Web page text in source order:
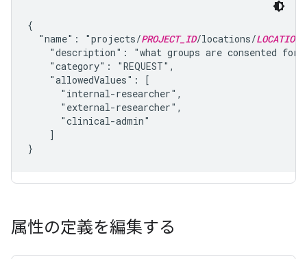
{
  "name": "projects/
PROJECT_ID/locations/LOCATION
"description": "what groups are consented for
    "category": "REQUEST",
    "allowedValues": [
      "internal-researcher",
      "external-researcher",
      "clinical-admin"
    ]
属性の定義を編集する